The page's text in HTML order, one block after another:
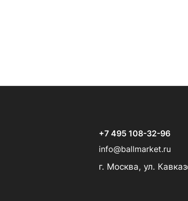
+7 495 108-32-96
info@ballmarket.ru
г. Москва, ул.